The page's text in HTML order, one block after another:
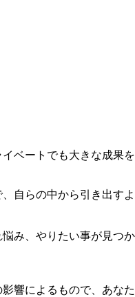
ベートでも大きな成果を
らの中から引き出すよ
、やりたい事が見つ
響によるもので、あな